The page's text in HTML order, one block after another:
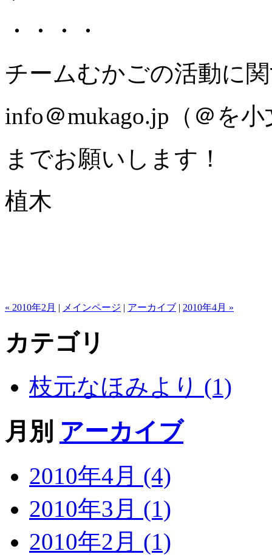
・・・・
チームむかごの活動に
info＠mukago.jp（＠を
までお願いします！
植木
« 2010年2月 | メインページ | アーカイブ | 2010年4月 »
カテゴリ
枝元なほみより (1)
月別 アーカイブ
2010年4月 (4)
2010年3月 (1)
2010年2月 (1)